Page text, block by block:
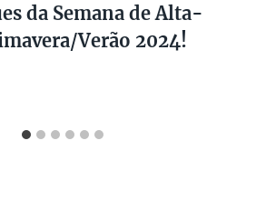
da Semana de Alta-
Verão 2024!